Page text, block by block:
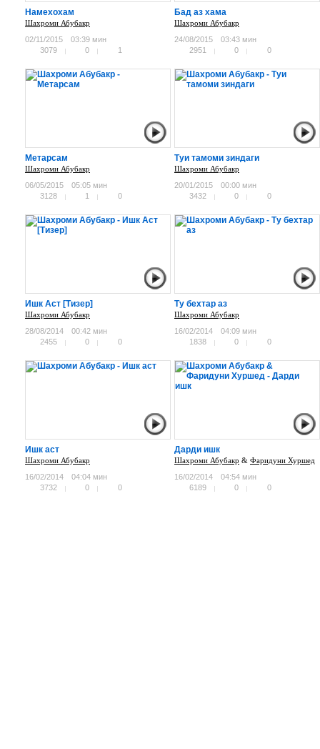
Намехохам
Шахроми Абубакр
02/11/2015
03:39 мин
3079
0 1
Бад аз хама
Шахроми Абубакр
24/08/2015
03:43 мин
2951
0 0
Метарсам
Шахроми Абубакр
06/05/2015
05:05 мин
3128
1 0
Туи тамоми зиндаги
Шахроми Абубакр
20/01/2015
00:00 мин
3432
0 0
Ишк Аст [Тизер]
Шахроми Абубакр
28/08/2014
00:42 мин
2455
0 0
Ту бехтар аз
Шахроми Абубакр
16/02/2014
04:09 мин
1838
0 0
Ишк аст
Шахроми Абубакр
16/02/2014
04:04 мин
3732
0 0
Дарди ишк
Шахроми Абубакр & Фаридуни Хуршед
16/02/2014
04:54 мин
6189
0 0